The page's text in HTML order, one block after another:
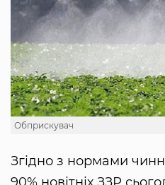
Обприскувач
Згідно з нормами